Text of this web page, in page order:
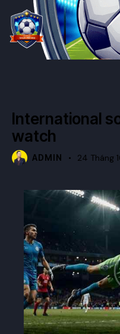
International
watch
ADMIN 24 Tháng